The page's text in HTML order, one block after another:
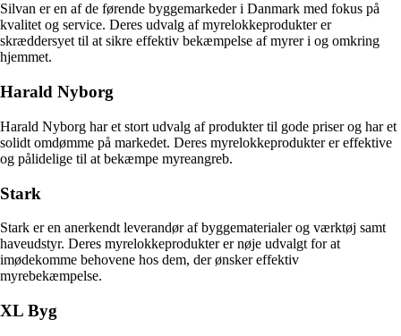
Silvan er en af de førende byggemarkeder i Danmark med fokus på
kvalitet og service. Deres udvalg af myrelokkeprodukter er
skræddersyet til at sikre effektiv bekæmpelse af myrer i og omkring
hjemmet.
Harald Nyborg
Harald Nyborg har et stort udvalg af produkter til gode priser og har et
solidt omdømme på markedet. Deres myrelokkeprodukter er effektive
og pålidelige til at bekæmpe myreangreb.
Stark
Stark er en anerkendt leverandør af byggematerialer og værktøj samt
haveudstyr. Deres myrelokkeprodukter er nøje udvalgt for at
imødekomme behovene hos dem, der ønsker effektiv
myrebekæmpelse.
XL Byg